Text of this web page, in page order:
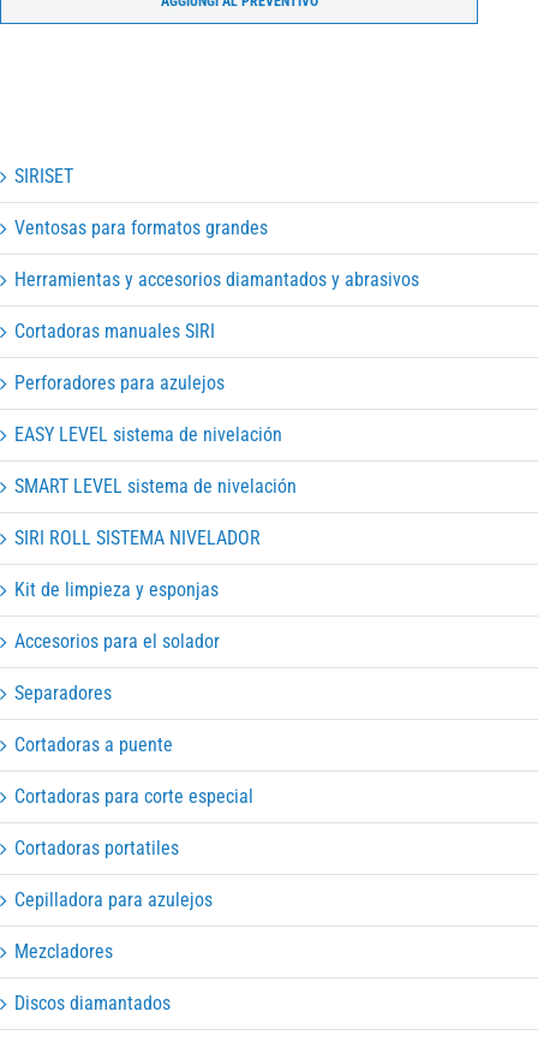
SIRISET
Ventosas para formatos grandes
Herramientas y accesorios diamantados y abrasivos
Cortadoras manuales SIRI
Perforadores para azulejos
EASY LEVEL sistema de nivelación
SMART LEVEL sistema de nivelación
SIRI ROLL SISTEMA NIVELADOR
Kit de limpieza y esponjas
Accesorios para el solador
Separadores
Cortadoras a puente
Cortadoras para corte especial
Cortadoras portatiles
Cepilladora para azulejos
Mezcladores
Discos diamantados